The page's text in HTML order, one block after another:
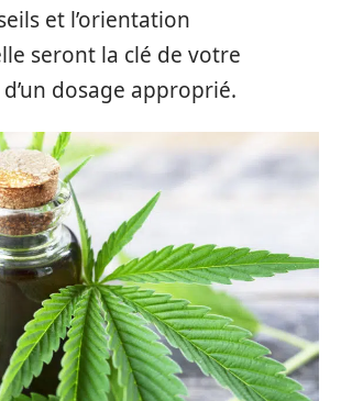
et l’orientation
seront la clé de votre
dosage approprié.